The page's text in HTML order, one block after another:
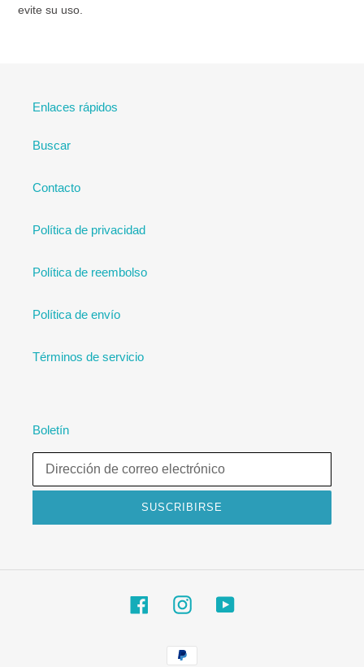
evite su uso.
Enlaces rápidos
Buscar
Contacto
Política de privacidad
Política de reembolso
Política de envío
Términos de servicio
Boletín
SUSCRIBIRSE
FacebookInstagramYouTube
Métodos
de